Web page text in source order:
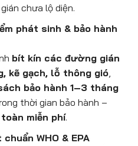
chưa lộ diện.
phát sinh & bảo hành
bít kín các đường gián
kẽ gạch, lỗ thông gió,
bảo hành 1–3 tháng
thời gian bảo hành –
miễn phí.
WHO & EPA